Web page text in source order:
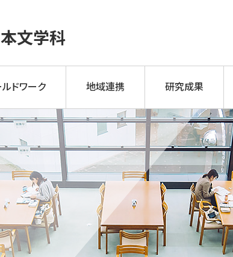
本文学科
ルドワーク 地域連携 研究成果